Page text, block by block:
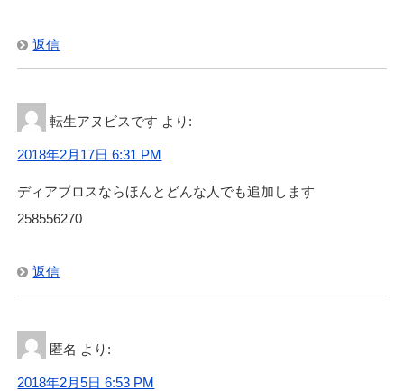
返信
転生アヌビスです より:
2018年2月17日 6:31 PM
ディアブロスならほんとどんな人でも追加します
258556270
返信
匿名 より:
2018年2月5日 6:53 PM